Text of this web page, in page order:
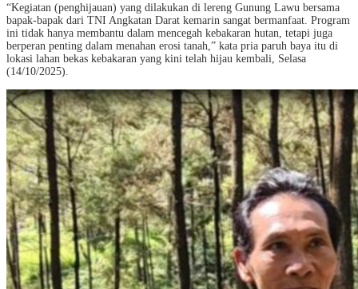
“Kegiatan (penghijauan) yang dilakukan di lereng Gunung Lawu bersama
bapak-bapak dari TNI Angkatan Darat kemarin sangat bermanfaat. Program
ini tidak hanya membantu dalam mencegah kebakaran hutan, tetapi juga
berperan penting dalam menahan erosi tanah,” kata pria paruh baya itu di
lokasi lahan bekas kebakaran yang kini telah hijau kembali, Selasa
(14/10/2025).